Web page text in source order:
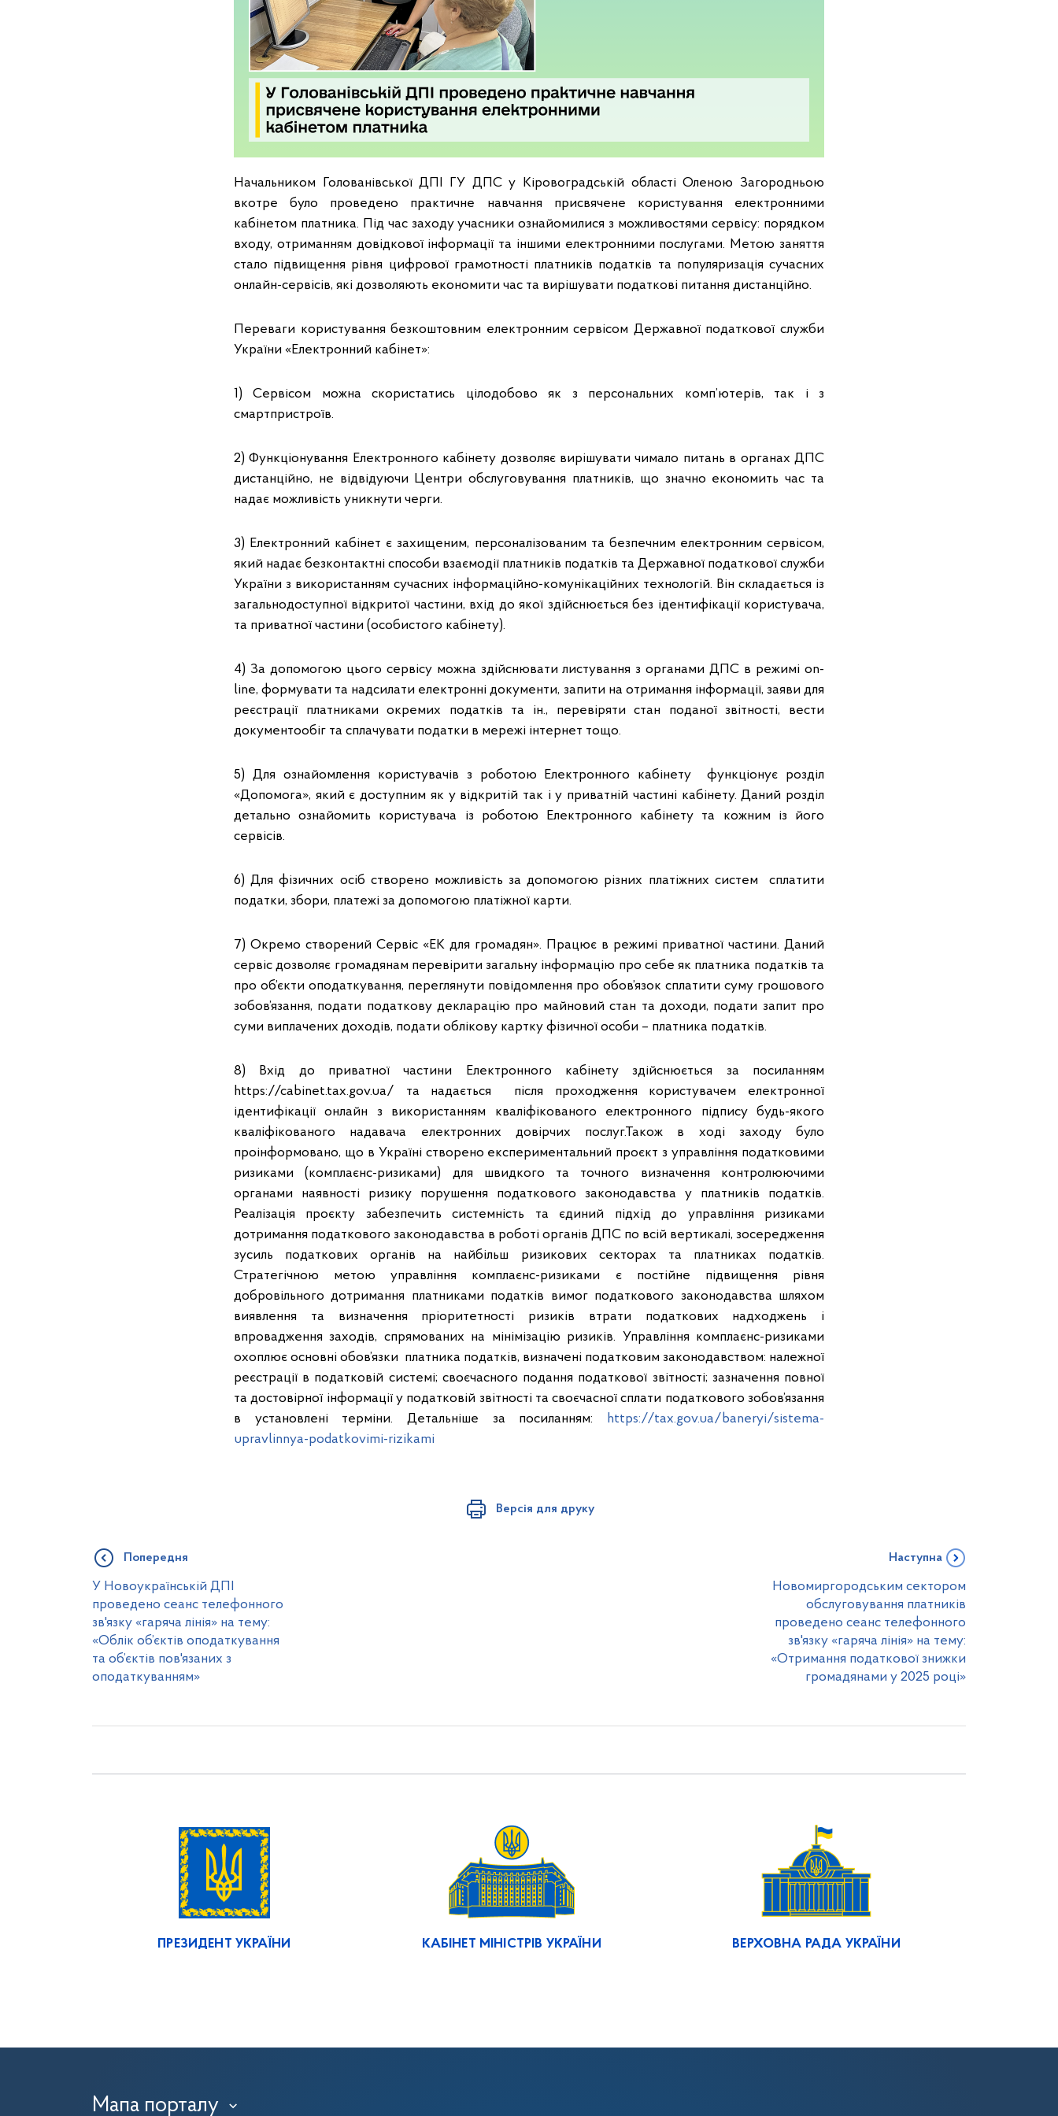
Начальником Голованівської ДПІ ГУ ДПС у Кіровоградській області Оленою Загородньою
вкотре було проведено практичне навчання присвячене користування електронними
кабінетом платника. Під час заходу учасники ознайомилися з можливостями сервісу: порядком
входу, отриманням довідкової інформації та іншими електронними послугами. Метою заняття
стало підвищення рівня цифрової грамотності платників податків та популяризація сучасних
онлайн-сервісів, які дозволяють економити час та вирішувати податкові питання дистанційно.
Переваги користування безкоштовним електронним сервісом Державної податкової служби
України «Електронний кабінет»:
1) Сервісом можна скористатись цілодобово як з персональних комп’ютерів, так і з
смартпристроїв.
2) Функціонування Електронного кабінету дозволяє вирішувати чимало питань в органах ДПС
дистанційно, не відвідуючи Центри обслуговування платників, що значно економить час та
надає можливість уникнути черги.
3) Електронний кабінет є захищеним, персоналізованим та безпечним електронним сервісом,
який надає безконтактні способи взаємодії платників податків та Державної податкової служби
України з використанням сучасних інформаційно-комунікаційних технологій. Він складається із
загальнодоступної відкритої частини, вхід до якої здійснюється без ідентифікації користувача,
та приватної частини (особистого кабінету).
4) За допомогою цього сервісу можна здійснювати листування з органами ДПС в режимі on-
line, формувати та надсилати електронні документи, запити на отримання інформації, заяви для
реєстрації платниками окремих податків та ін., перевіряти стан поданої звітності, вести
документообіг та сплачувати податки в мережі інтернет тощо.
5) Для ознайомлення користувачів з роботою Електронного кабінету функціонує розділ
«Допомога», який є доступним як у відкритій так і у приватній частині кабінету. Даний розділ
детально ознайомить користувача із роботою Електронного кабінету та кожним із його
сервісів.
6) Для фізичних осіб створено можливість за допомогою різних платіжних систем сплатити
податки, збори, платежі за допомогою платіжної карти.
7) Окремо створений Сервіс «ЕК для громадян». Працює в режимі приватної частини. Даний
сервіс дозволяє громадянам перевірити загальну інформацію про себе як платника податків та
про об’єкти оподаткування, переглянути повідомлення про обов’язок сплатити суму грошового
зобов’язання, подати податкову декларацію про майновий стан та доходи, подати запит про
суми виплачених доходів, подати облікову картку фізичної особи – платника податків.
8) Вхід до приватної частини Електронного кабінету здійснюється за посиланням
https://cabinet.tax.gov.ua/ та надається після проходження користувачем електронної
ідентифікації онлайн з використанням кваліфікованого електронного підпису будь-якого
кваліфікованого надавача електронних довірчих послуг.Також в ході заходу було
проінформовано, що в Україні створено експериментальний проєкт з управління податковими
ризиками (комплаєнс-ризиками) для швидкого та точного визначення контролюючими
органами наявності ризику порушення податкового законодавства у платників податків.
Реалізація проєкту забезпечить системність та єдиний підхід до управління ризиками
дотримання податкового законодавства в роботі органів ДПС по всій вертикалі, зосередження
зусиль податкових органів на найбільш ризикових секторах та платниках податків.
Стратегічною метою управління комплаєнс-ризиками є постійне підвищення рівня
добровільного дотримання платниками податків вимог податкового законодавства шляхом
виявлення та визначення пріоритетності ризиків втрати податкових надходжень і
впровадження заходів, спрямованих на мінімізацію ризиків. Управління комплаєнс-ризиками
охоплює основні обов’язки платника податків, визначені податковим законодавством: належної
реєстрації в податковій системі; своєчасного подання податкової звітності; зазначення повної
та достовірної інформації у податковій звітності та своєчасної сплати податкового зобов’язання
в установлені терміни. Детальніше за посиланням:
https://tax.gov.ua/baneryi/sistema-
upravlinnya-podatkovimi-rizikami
Версія для друку
Попередня
У Новоукраїнській ДПІ
проведено сеанс телефонного
зв'язку «гаряча лінія» на тему:
«Облік об’єктів оподаткування
та об’єктів пов'язаних з
оподаткуванням»
Наступна
Новомиргородським сектором
обслуговування платників
проведено сеанс телефонного
зв'язку «гаряча лінія» на тему:
«Отримання податкової знижки
громадянами у 2025 році»
ПРЕЗИДЕНТ УКРАЇНИ КАБІНЕТ МІНІСТРІВ УКРАЇНИ ВЕРХОВНА РАДА УКРАЇНИ
Мапа порталу ›